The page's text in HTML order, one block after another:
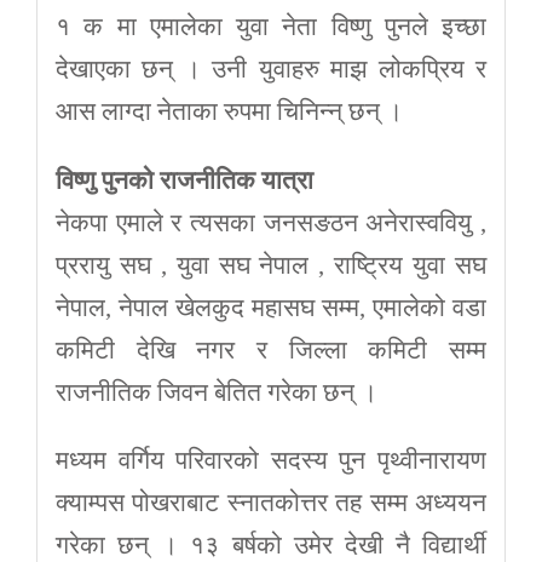
१ क मा एमालेका युवा नेता विष्णु पुनले इच्छा
देखाएका छन् । उनी युवाहरु माझ लोकप्रिय र
आस लाग्दा नेताका रुपमा चिनिन्न् छन् ।
विष्णु पुनको राजनीतिक यात्रा
नेकपा एमाले र त्यसका जनसङठन अनेरास्ववियु ,
प्ररायु सघ , युवा सघ नेपाल , राष्ट्रिय युवा सघ
नेपाल, नेपाल खेलकुद महासघ सम्म, एमालेको वडा
कमिटी देखि नगर र जिल्ला कमिटी सम्म
राजनीतिक जिवन बेतित गरेका छन् ।
मध्यम वर्गिय परिवारको सदस्य पुन पृथ्वीनारायण
क्याम्पस पोखराबाट स्नातकोत्तर तह सम्म अध्ययन
गरेका छन् । १३ बर्षको उमेर देखी नै विद्यार्थी